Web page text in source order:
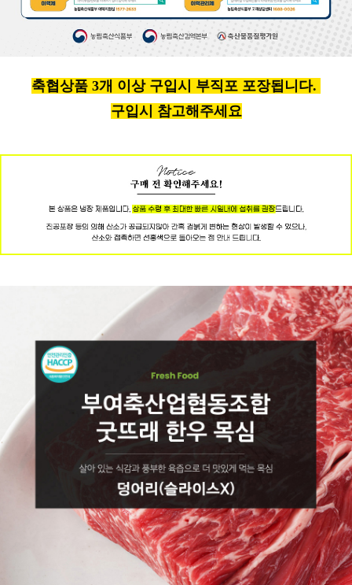
축협상품 3개 이상 구입시 부직포 포장됩니다.
구입시 참고해주세요